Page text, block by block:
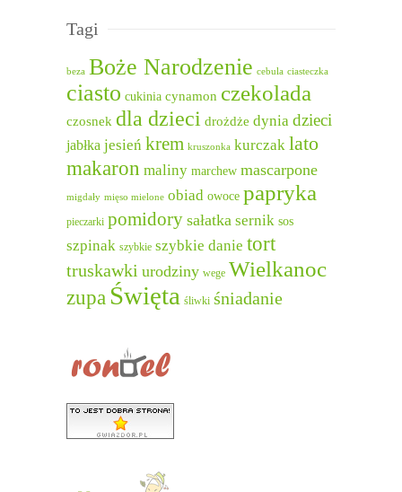
Tagi
beza Boże Narodzenie cebula ciasteczka
ciasto cukinia cynamon czekolada
czosnek dla dzieci drożdże dynia dzieci
jabłka jesień krem kruszonka kurczak lato
makaron maliny marchew mascarpone
migdały mięso mielone obiad owoce papryka
pieczarki pomidory sałatka sernik sos
szpinak szybkie szybkie danie tort
truskawki urodziny wege Wielkanoc
zupa Święta śliwki śniadanie